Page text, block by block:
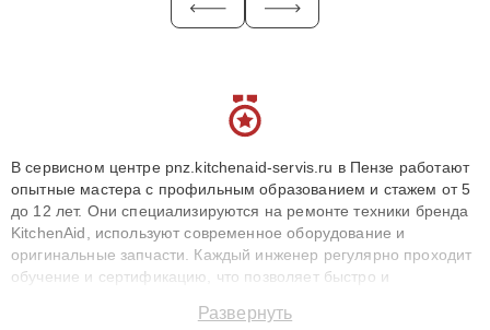
В сервисном центре pnz.kitchenaid-servis.ru в Пензе работают
опытные мастера с профильным образованием и стажем от 5
до 12 лет. Они специализируются на ремонте техники бренда
KitchenAid, используют современное оборудование и
оригинальные запчасти. Каждый инженер регулярно проходит
обучение и сертификацию, что позволяет быстро и
сохранением гарантии до 3 лет. Наши мастера решают
Развернуть